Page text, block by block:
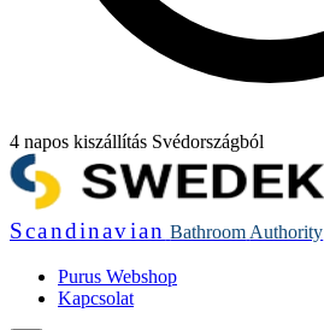
4 napos kiszállítás Svédországból
Scandinavian Bathroom Authority
Purus Webshop
Kapcsolat